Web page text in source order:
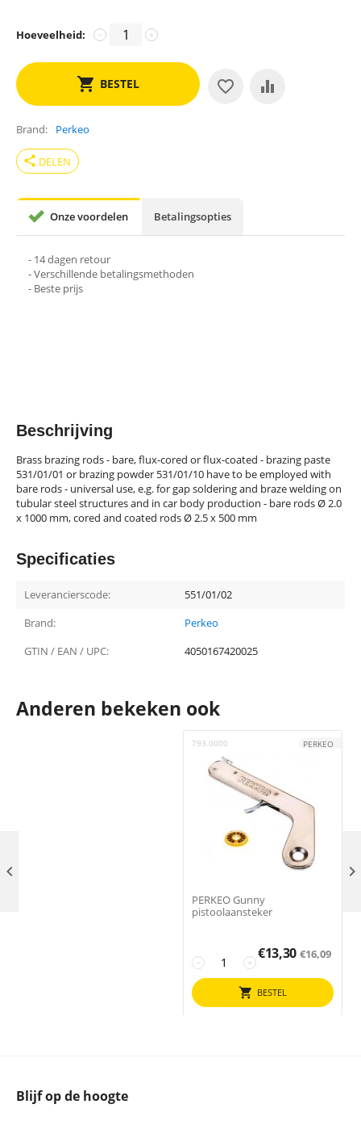
Hoeveelheid: +
−
BESTEL
Brand Perkeo
share DELEN
Onze voordelen Betalingsopties
- 14 dagen retour
- Verschillende betalingsmethoden
- Beste prijs
Beschrijving
Brass brazing rods - bare, flux-cored or flux-coated - brazing paste
531/01/01 or brazing powder 531/01/10 have to be employed with
bare rods - universal use, e.g. for gap soldering and braze welding on
tubular steel structures and in car body production - bare rods Ø 2.0
x 1000 mm, cored and coated rods Ø 2.5 x 500 mm
Specificaties
Leverancierscode:
551/01/02
Brand:
Perkeo
GTIN / EAN / UPC:
4050167420025
Anderen bekeken ook
793.0000 PERKEO
PERKEO Gunny
pistoolaansteker
+
−
€13,30 €16,09
BESTEL
 
Blijf op de hoogte